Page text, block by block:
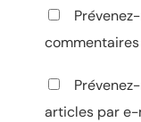
articles par e-